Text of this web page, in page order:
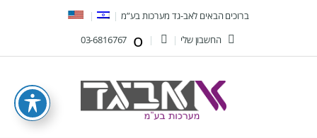
ברוכים הבאים לאב-גד מערכות בע”מ
החשבון שלי